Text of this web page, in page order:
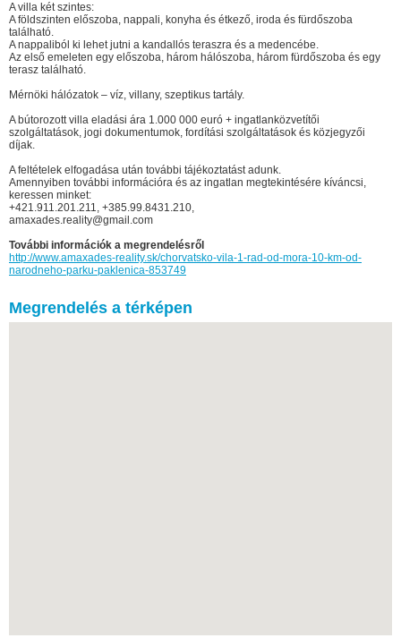
A villa két szintes:
A földszinten előszoba, nappali, konyha és étkező, iroda és fürdőszoba
található.
A nappaliból ki lehet jutni a kandallós teraszra és a medencébe.
Az első emeleten egy előszoba, három hálószoba, három fürdőszoba és egy
terasz található.
Mérnöki hálózatok – víz, villany, szeptikus tartály.
A bútorozott villa eladási ára 1.000 000 euró + ingatlanközvetítői
szolgáltatások, jogi dokumentumok, fordítási szolgáltatások és közjegyzői
díjak.
A feltételek elfogadása után további tájékoztatást adunk.
Amennyiben további információra és az ingatlan megtekintésére kíváncsi,
keressen minket:
+421.911.201.211, +385.99.8431.210,
amaxades.reality@gmail.com
További információk a megrendelésről
http://www.amaxades-reality.sk/chorvatsko-vila-1-rad-od-mora-10-km-od-
narodneho-parku-paklenica-853749
Megrendelés a térképen